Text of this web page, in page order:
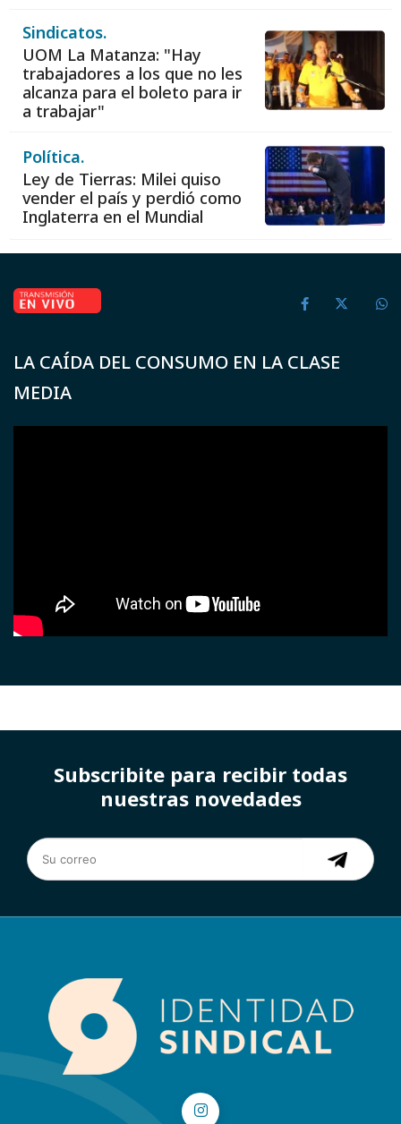
Sindicatos.
UOM La Matanza: "Hay
trabajadores a los que no les
alcanza para el boleto para ir
a trabajar"
Política.
Ley de Tierras: Milei quiso
vender el país y perdió como
Inglaterra en el Mundial
LA CAÍDA DEL CONSUMO EN LA CLASE
MEDIA
Subscribite para recibir todas
nuestras novedades